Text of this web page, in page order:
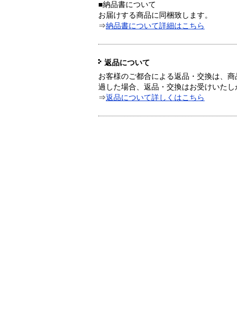
■納品書について
お届けする商品に同梱致します。
⇒納品書について詳細はこちら
返品について
お客様のご都合による返品・交換は、
過した場合、返品・交換はお受けいたし
⇒返品について詳しくはこちら